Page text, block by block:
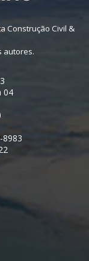
Construção Civil &
autores.
04
8983